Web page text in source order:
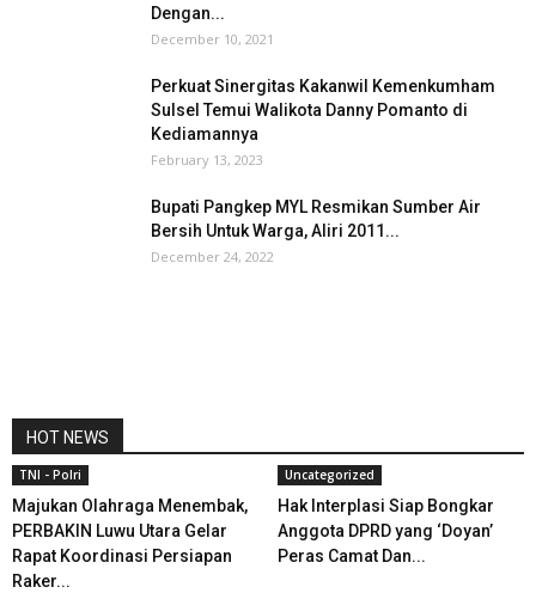
Dengan...
December 10, 2021
Perkuat Sinergitas Kakanwil Kemenkumham
Sulsel Temui Walikota Danny Pomanto di
Kediamannya
February 13, 2023
Bupati Pangkep MYL Resmikan Sumber Air
Bersih Untuk Warga, Aliri 2011...
December 24, 2022
HOT NEWS
TNI - Polri
Majukan Olahraga Menembak,
PERBAKIN Luwu Utara Gelar
Rapat Koordinasi Persiapan
Raker...
Uncategorized
Hak Interplasi Siap Bongkar
Anggota DPRD yang ‘Doyan’
Peras Camat Dan...